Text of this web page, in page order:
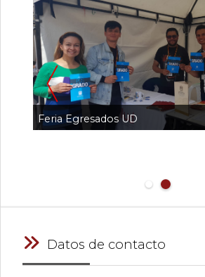
Feria Egresados UD
Datos de contacto